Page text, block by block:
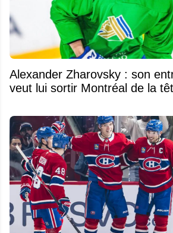
Alexander Zharovsky : son
veut lui sortir Montréal de la